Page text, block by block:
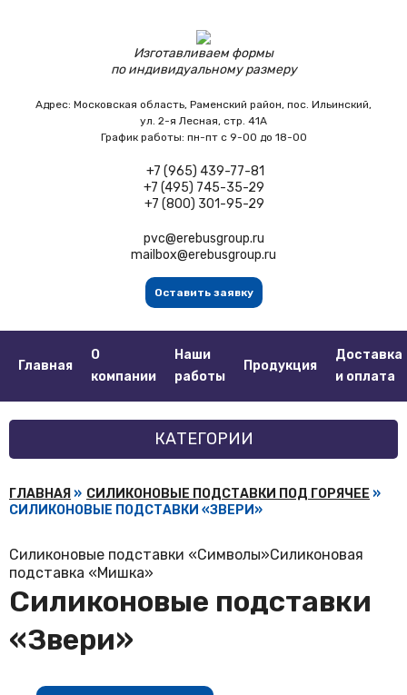
Изготавливаем формы
по индивидуальному размеру
Адрес: Московская область, Раменский район, пос. Ильинский,
ул. 2-я Лесная, стр. 41А
График работы: пн-пт с 9-00 до 18-00
+7 (965) 439-77-81
+7 (495) 745-35-29
+7 (800) 301-95-29
pvc@erebusgroup.ru
mailbox@erebusgroup.ru
Оставить заявку
Главная
О
компании
Наши
работы
Продукция
Доставка
и оплата
КАТЕГОРИИ
ГЛАВНАЯ » СИЛИКОНОВЫЕ ПОДСТАВКИ ПОД ГОРЯЧЕЕ »
СИЛИКОНОВЫЕ ПОДСТАВКИ «ЗВЕРИ»
Силиконовые подставки «Символы»Силиконовая
подставка «Мишка»
Силиконовые подставки
«Звери»